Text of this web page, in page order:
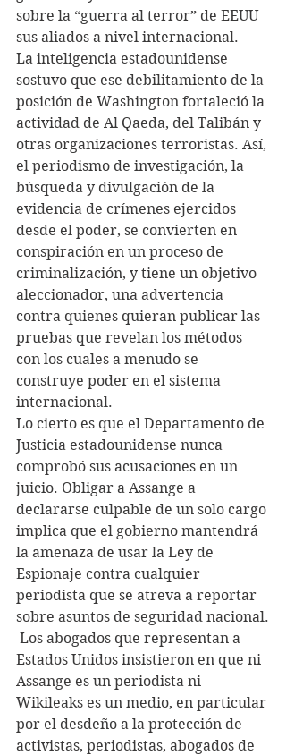
sobre la “guerra al terror” de EEUU
sus aliados a nivel internacional.
La inteligencia estadounidense
sostuvo que ese debilitamiento de la
posición de Washington fortaleció la
actividad de Al Qaeda, del Talibán y
otras organizaciones terroristas. Así,
el periodismo de investigación, la
búsqueda y divulgación de la
evidencia de crímenes ejercidos
desde el poder, se convierten en
conspiración en un proceso de
criminalización, y tiene un objetivo
aleccionador, una advertencia
contra quienes quieran publicar las
pruebas que revelan los métodos
con los cuales a menudo se
construye poder en el sistema
internacional.
Lo cierto es que el Departamento de
Justicia estadounidense nunca
comprobó sus acusaciones en un
juicio. Obligar a Assange a
declararse culpable de un solo cargo
implica que el gobierno mantendrá
la amenaza de usar la Ley de
Espionaje contra cualquier
periodista que se atreva a reportar
sobre asuntos de seguridad nacional.
Los abogados que representan a
Estados Unidos insistieron en que ni
Assange es un periodista ni
Wikileaks es un medio, en particular
por el desdeño a la protección de
activistas, periodistas, abogados de